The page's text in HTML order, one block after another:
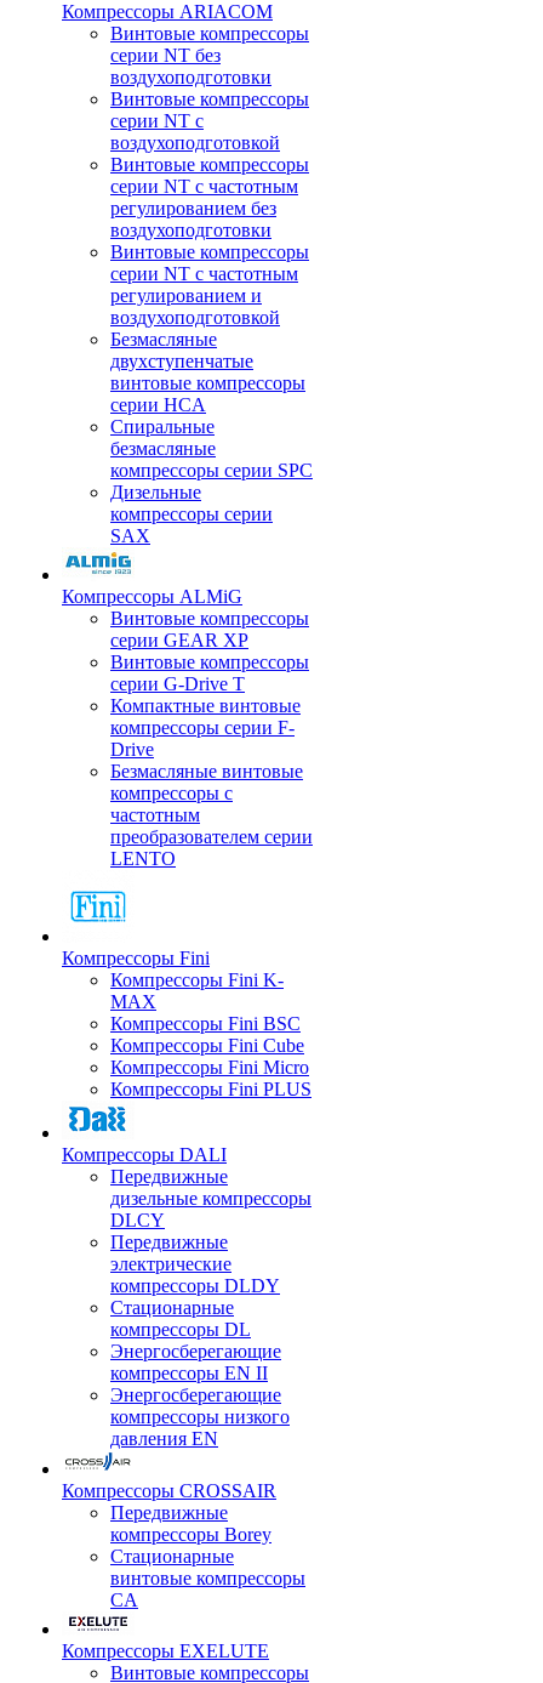
Компрессоры ARIACOM
Винтовые компрессоры
серии NT без
воздухоподготовки
Винтовые компрессоры
серии NT c
воздухоподготовкой
Винтовые компрессоры
серии NT с частотным
регулированием без
воздухоподготовки
Винтовые компрессоры
серии NT с частотным
регулированием и
воздухоподготовкой
Безмасляные
двухступенчатые
винтовые компрессоры
серии HCA
Спиральные
безмасляные
компрессоры серии SPC
Дизельные
компрессоры серии
SAX
Компрессоры ALMiG
Винтовые компрессоры
серии GEAR XP
Винтовые компрессоры
серии G-Drive T
Компактные винтовые
компрессоры серии F-
Drive
Безмасляные винтовые
компрессоры с
частотным
преобразователем серии
LENTO
Компрессоры Fini
Компрессоры Fini K-
MAX
Компрессоры Fini BSC
Компрессоры Fini Cube
Компрессоры Fini Micro
Компрессоры Fini PLUS
Компрессоры DALI
Передвижные
дизельные компрессоры
DLCY
Передвижные
электрические
компрессоры DLDY
Стационарные
компрессоры DL
Энергосберегающие
компрессоры EN II
Энергосберегающие
компрессоры низкого
давления EN
Компрессоры CROSSAIR
Передвижные
компрессоры Borey
Стационарные
винтовые компрессоры
CA
Компрессоры EXELUTE
Винтовые компрессоры